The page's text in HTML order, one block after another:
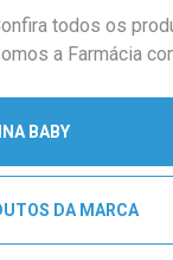
todos os
a Farmácia
BABY
DA MARCA